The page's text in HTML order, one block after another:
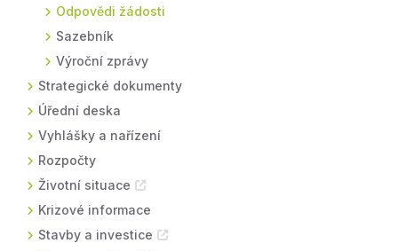
Odpovědi žádosti
Sazebník
Výroční zprávy
Strategické dokumenty
Úřední deska
Vyhlášky a nařízení
Rozpočty
Životní situace
Krizové informace
Stavby a investice